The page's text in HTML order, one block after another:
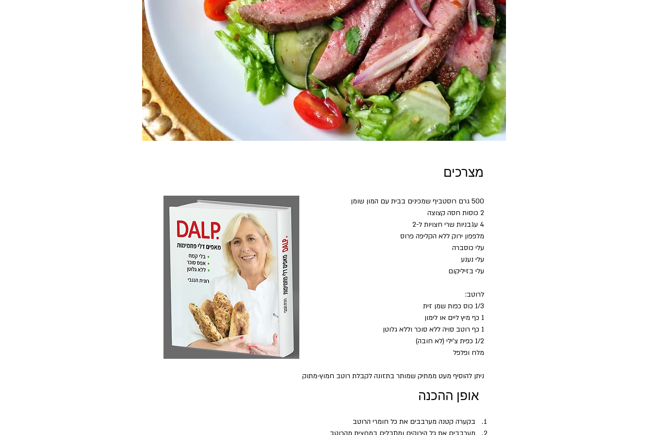
מצרכים
500 גרם רוסטביף שמכינים בבית עם המון שומן
2 כוסות חסה קצוצה
4 עגבניות שרי חצויות ל-2
מלפפון ירוק ללא הקליפה פרוס
עלי כוסברה
עלי נענע
עלי בזיליקום
לרוטב:
1/3 כוס כפות שמן זית
1 כף מיץ ליים או לימון
1 כף רוטב סויה ללא סוכר וללא גלוטן
1/2 כפית צ'ילי (לא חובה)
מלח ופלפל
ניתן להוסיף מעט ממתיק שמותר בתזונה לקבלת רוטב חמוץ-מתוק
אופן ההכנה
בקערה קטנה מערבבים את כל חומרי הרוטב